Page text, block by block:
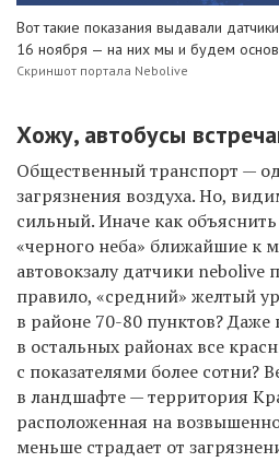
Вот такие показания выдавали
16 ноября — на них мы и будем
Скриншот портала Nebolive
Хожу, автобусы
Общественный транспорт —
загрязнения воздуха. Но,
сильный. Иначе как
«черного неба» ближайшие к
автовокзалу датчики nebolive
правило, «средний» желтый
в районе 70-80 пунктов? Даже
в остальных районах все
с показателями более сотни?
в ландшафте — территория
расположенная на
меньше страдает от